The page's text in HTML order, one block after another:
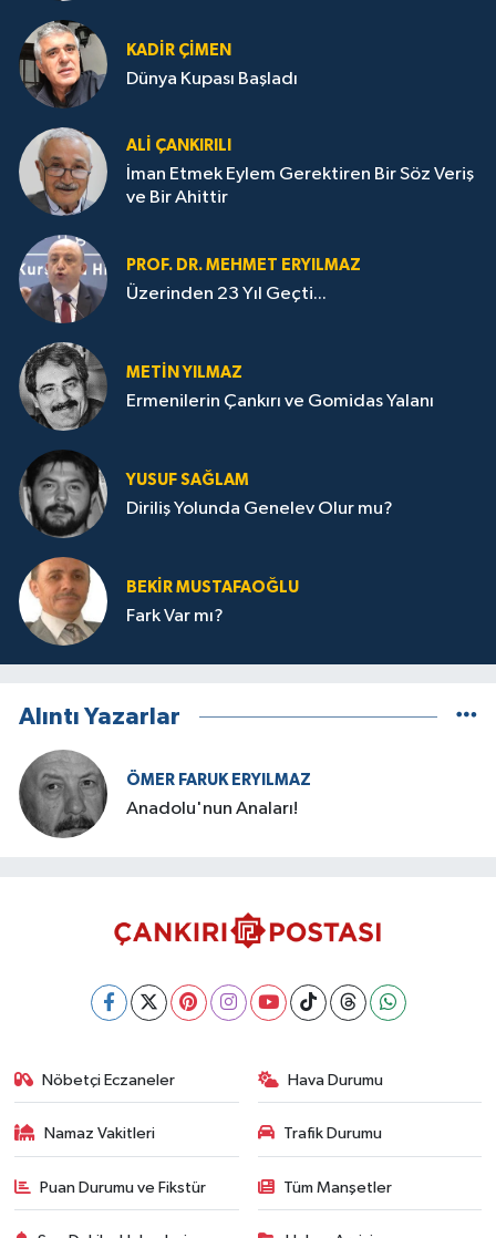
KADIR ÇIMEN
Dünya Kupası Başladı
ALI ÇANKIRILI
İman Etmek Eylem Gerektiren Bir Söz Veriş
ve Bir Ahittir
PROF. DR. MEHMET ERYILMAZ
Üzerinden 23 Yıl Geçti...
METIN YILMAZ
Ermenilerin Çankırı ve Gomidas Yalanı
YUSUF SAĞLAM
Diriliş Yolunda Genelev Olur mu?
BEKIR MUSTAFAOĞLU
Fark Var mı?
Alıntı Yazarlar
ÖMER FARUK ERYILMAZ
Anadolu'nun Anaları!
Nöbetçi Eczaneler Hava Durumu
Namaz Vakitleri Trafik Durumu
Puan Durumu ve Fikstür Tüm Manşetler